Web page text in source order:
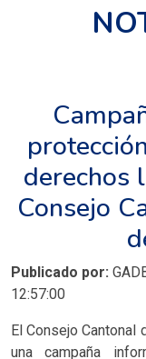
derechos
Consejo
Publicado por:
12:57:00
El Consejo
una campaña